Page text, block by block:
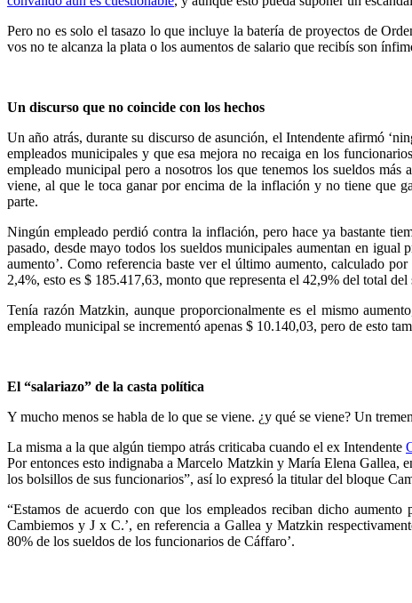
Pero no es solo el tasazo lo que incluye la batería de proyectos de
vos no te alcanza la plata o los aumentos de salario que recibís son
Un discurso que no coincide con los hechos
Un año atrás, durante su discurso de asunción, el Intendente afirmó
empleados municipales y que esa mejora no recaiga en los
empleado municipal pero a nosotros los que tenemos los sueldos
viene, al que le toca ganar por encima de la inflación y no tiene que
parte.
Ningún empleado perdió contra la inflación, pero hace ya bastante
pasado, desde mayo todos los sueldos municipales aumentan en
aumento’. Como referencia baste ver el último aumento, calculado
2,4%, esto es $ 185.417,63, monto que representa el 42,9% del total
Tenía razón Matzkin, aunque proporcionalmente es el mismo
empleado municipal se incrementó apenas $ 10.140,03, pero de esto
El “salariazo” de la casta política
Y mucho menos se habla de lo que se viene. ¿y qué se viene? Un
La misma a la que algún tiempo atrás criticaba cuando el ex Intendente
Por entonces esto indignaba a Marcelo Matzkin y María Elena Gallea,
los bolsillos de sus funcionarios”, así lo expresó la titular del bloque
“Estamos de acuerdo con que los empleados reciban dicho
Cambiemos y J x C.’, en referencia a Gallea y Matzkin
80% de los sueldos de los funcionarios de Cáffaro’.